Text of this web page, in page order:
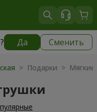
? Да Сменить
|700 грн
> Подарки > Мягкие